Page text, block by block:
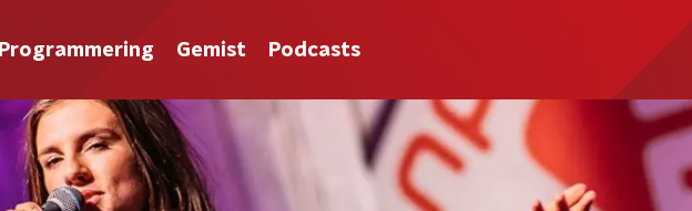
Programmering Gemist Podcasts